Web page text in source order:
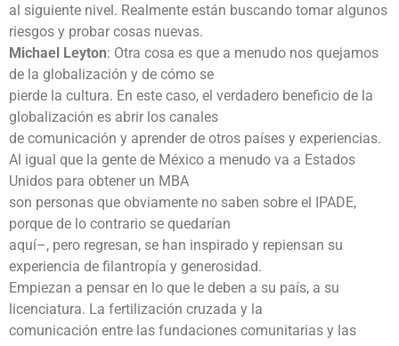
al siguiente nivel. Realmente están buscando tomar algunos
riesgos y probar cosas nuevas.
Michael Leyton: Otra cosa es que a menudo nos quejamos
de la globalización y de cómo se
pierde la cultura. En este caso, el verdadero beneficio de la
globalización es abrir los canales
de comunicación y aprender de otros países y experiencias.
Al igual que la gente de México a menudo va a Estados
Unidos para obtener un MBA
son personas que obviamente no saben sobre el IPADE,
porque de lo contrario se quedarían
aquí–, pero regresan, se han inspirado y repiensan su
experiencia de filantropía y generosidad.
Empiezan a pensar en lo que le deben a su país, a su
licenciatura. La fertilización cruzada y la
comunicación entre las fundaciones comunitarias y las